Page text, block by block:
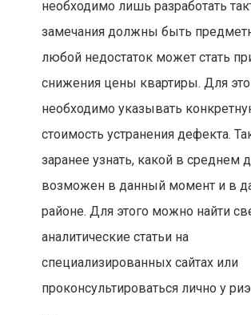
необходимо лишь разработать
замечания должны быть
любой недостаток может стать
снижения цены квартиры. Для
необходимо указывать
стоимость устранения дефекта.
заранее узнать, какой в среднем
возможен в данный момент и в
районе. Для этого можно найти
аналитические статьи на
специализированных сайтах или
проконсультироваться лично у